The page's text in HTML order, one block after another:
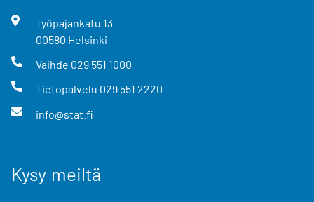
Työpajankatu 13
00580 Helsinki
Vaihde 029 551 1000
Tietopalvelu 029 551 2220
info@stat.fi
Kysy meiltä